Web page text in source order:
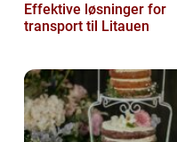
Effektive løsninger for
transport til Litauen